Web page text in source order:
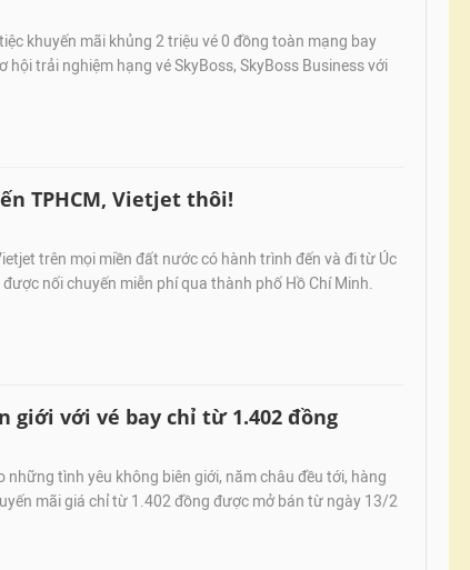
khuyến mãi khủng 2 triệu vé 0 đồng toàn mạng bay
hội trải nghiệm hạng vé SkyBoss, SkyBoss Business với
TPHCM, Vietjet thôi!
trên mọi miền đất nước có hành trình đến và đi từ Úc
nối chuyến miễn phí qua thành phố Hồ Chí Minh.
giới với vé bay chỉ từ 1.402 đồng
những tình yêu không biên giới, năm châu đều tới, hàng
mãi giá chỉ từ 1.402 đồng được mở bán từ ngày 13/2